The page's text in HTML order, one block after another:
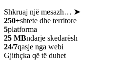
Shkruaj një mesazh… ➤
250+shtete dhe territore
5platforma
25 MBndarje skedarësh
24/7qasje nga webi
Gjithçka që të duhet